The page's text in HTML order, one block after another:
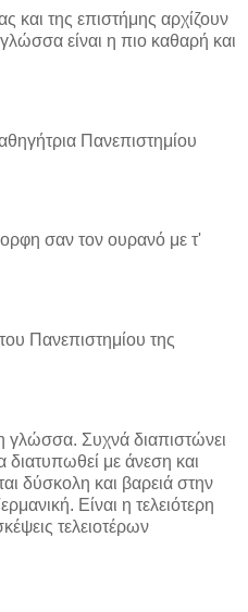
και της επιστήμης αρχίζουν
είναι η πιο καθαρή και
Πανεπιστημίου
σαν τον ουρανό με τ'
Πανεπιστημίου της
γλώσσα. Συχνά διαπιστώνει
διατυπωθεί με άνεση και
δύσκολη και βαρειά στην
Είναι η τελειότερη
τελειοτέρων